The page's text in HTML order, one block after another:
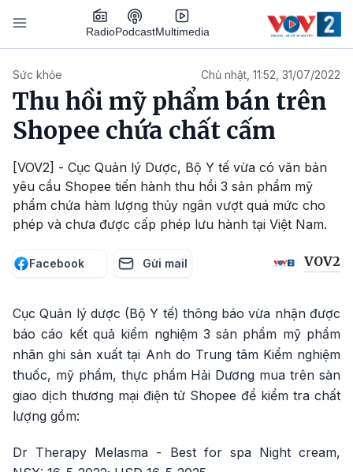
Nhảy đến nội dung
RadioPodcastMultimedia
Sức khỏe Chủ nhật, 11:52, 31/07/2022
Thu hồi mỹ phẩm bán trên
Shopee chứa chất cấm
[VOV2] - Cục Quản lý Dược, Bộ Y tế vừa có văn bản
yêu cầu Shopee tiến hành thu hồi 3 sản phẩm mỹ
phẩm chứa hàm lượng thủy ngân vượt quá mức cho
phép và chưa được cấp phép lưu hành tại Việt Nam.
Facebook Gửi mail VOV2
Cục Quản lý dược (Bộ Y tế) thông báo vừa nhận được
báo cáo kết quả kiểm nghiệm 3 sản phẩm mỹ phẩm
nhãn ghi sản xuất tại Anh do Trung tâm Kiểm nghiệm
thuốc, mỹ phẩm, thực phẩm Hải Dương mua trên sàn
giao dịch thương mại điện tử Shopee để kiểm tra chất
lượng gồm:
Dr Therapy Melasma - Best for spa Night cream,